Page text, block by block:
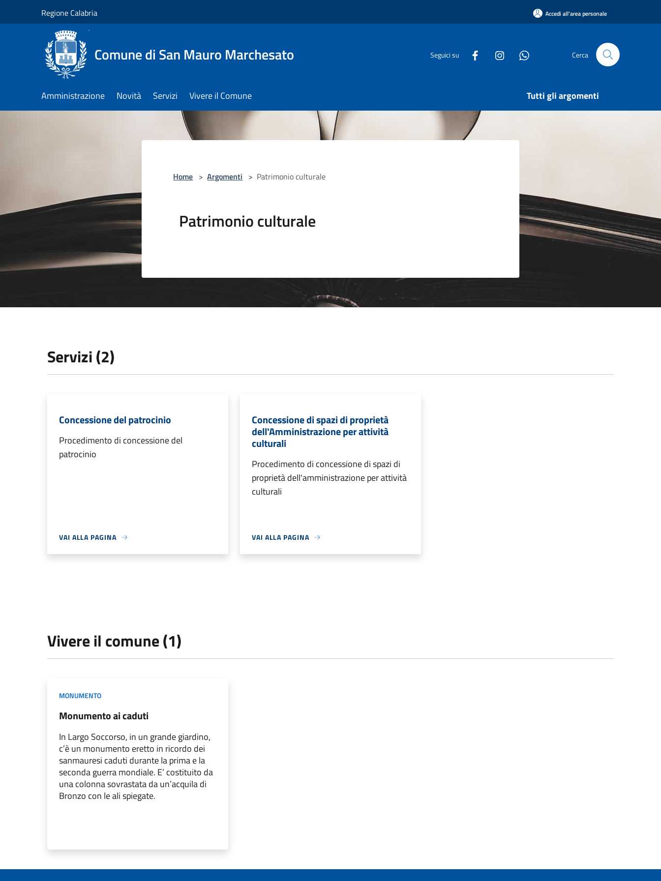
Regione Calabria Accedi all'area personale
Comune di San Mauro Marchesato Seguici su Cerca
Amministrazione Novità Servizi Vivere il Comune Tutti gli argomenti
Home > Argomenti > Patrimonio culturale
Patrimonio culturale
Servizi (2)
Concessione del patrocinio
Procedimento di concessione del
patrocinio
VAI ALLA PAGINA
Concessione di spazi di proprietà
dell'Amministrazione per attività
culturali
Procedimento di concessione di spazi di
proprietà dell'amministrazione per attività
culturali
VAI ALLA PAGINA
Vivere il comune (1)
MONUMENTO
Monumento ai caduti
In Largo Soccorso, in un grande giardino,
c’è un monumento eretto in ricordo dei
sanmauresi caduti durante la prima e la
seconda guerra mondiale. E’ costituito da
una colonna sovrastata da un’acquila di
Bronzo con le ali spiegate.